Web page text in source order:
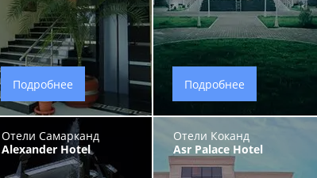
Подробнее Подробнее
Отели Самарканд
Alexander Hotel
Отели Коканд
Asr Palace Hotel